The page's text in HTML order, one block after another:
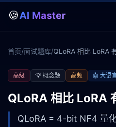
🍪AI Master
首页/面试题库/QLoRA 相比 LoRA
高级 💡 概念题 高频 🤖 大语
QLoRA 相比 LoRA
QLoRA = 4-bit NF4 量